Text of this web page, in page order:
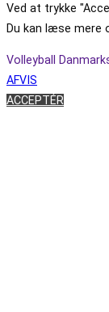
Ved at trykke
Du kan læse mere
Volleyball
AFVIS
ACCEPTÉR